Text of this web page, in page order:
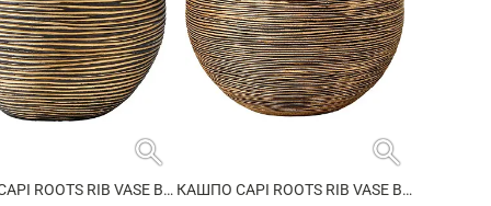
search
КАШПО CAPI ROOTS RIB VASE BALL BLACK GOLD
search
КАШПО CAPI ROOTS RIB VASE BALL BLACK GOLD